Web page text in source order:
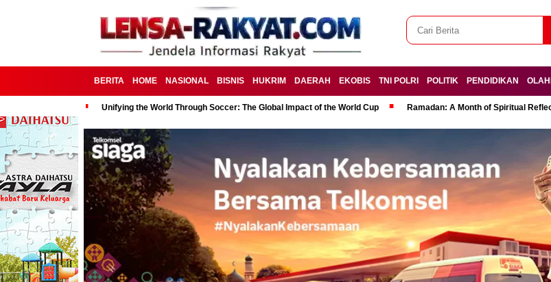
BERITA HOME NASIONAL BISNIS HUKRIM DAERAH EKOBIS TNI POLRI POLITIK PENDIDIKAN
Unifying the World Through Soccer: The Global Impact of the World Cup Ramadan: A Month of Spiritual